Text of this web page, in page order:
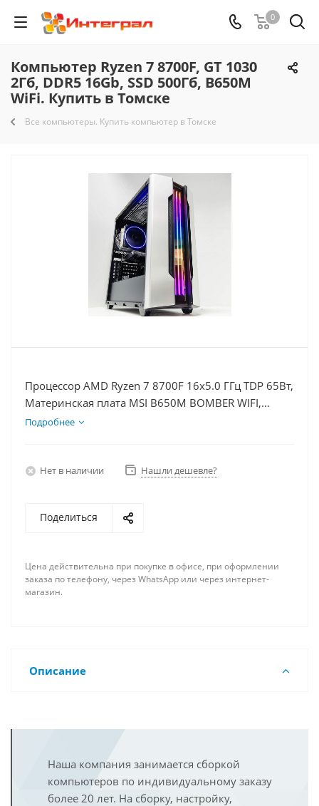
0
Компьютер Ryzen 7 8700F, GT 1030
2Гб, DDR5 16Gb, SSD 500Гб, B650M
WiFi. Купить в Томске
Все компьютеры. Купить компьютер в Томске
Процессор AMD Ryzen 7 8700F 16x5.0 ГГц TDP 65Вт,
Материнская плата MSI B650M BOMBER WIFI,
Видеокарта GT 1030 2Гб, Память DDR5 16Gb,
Подробнее
Нет в наличии Нашли дешевле?
Поделиться
Цена действительна при покупке в офисе, при оформлении
заказа по телефону, через WhatsApp или через интернет-
магазин.
Описание
Наша компания занимается сборкой
компьютеров по индивидуальному заказу
более 20 лет. На сборку, настройку,